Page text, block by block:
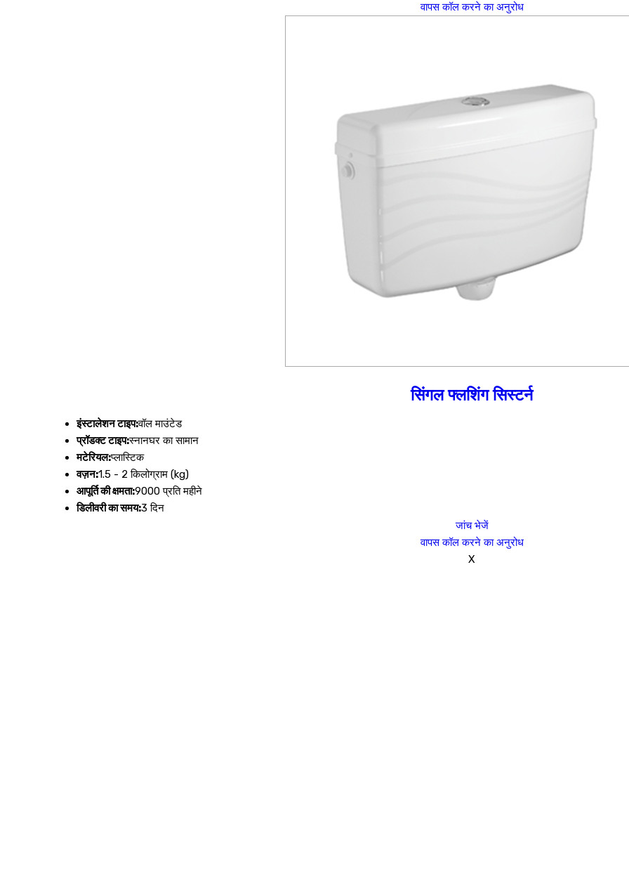
वापस कॉल करने का अनुरोध
सिंगल फ्लशिंग सिस्टर्न
इंस्टालेशन टाइप:वॉल माउंटेड
प्रॉडक्ट टाइप:स्नानघर का सामान
मटेरियल:प्लास्टिक
वज़न:1.5 - 2 किलोग्राम (kg)
आपूर्ति की क्षमता:9000 प्रति महीने
डिलीवरी का समय:3 दिन
जांच भेजें
वापस कॉल करने का अनुरोध
X